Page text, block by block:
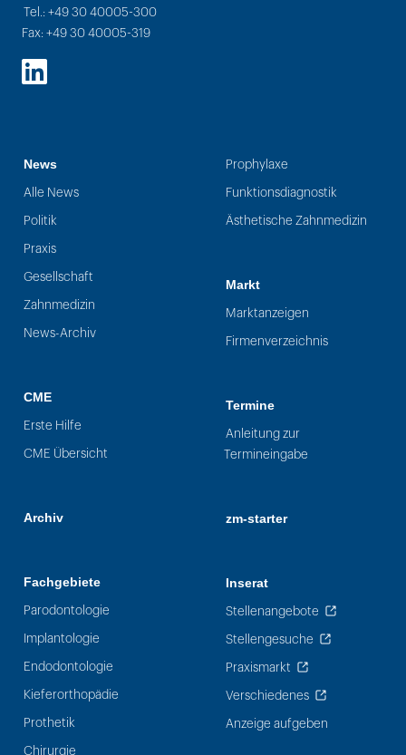
Tel.: +49 30 40005-300
Fax: +49 30 40005-319
LinkedIn
News
Alle News
Politik
Praxis
Gesellschaft
Zahnmedizin
News-Archiv
CME
Erste Hilfe
CME Übersicht
Archiv
Fachgebiete
Parodontologie
Implantologie
Endodontologie
Kieferorthopädie
Prothetik
Chirurgie
Prophylaxe
Funktionsdiagnostik
Ästhetische Zahnmedizin
Markt
Marktanzeigen
Firmenverzeichnis
Termine
Anleitung zur
Termineingabe
zm-starter
Inserat
Stellenangebote
Stellengesuche
Praxismarkt
Verschiedenes
Anzeige aufgeben